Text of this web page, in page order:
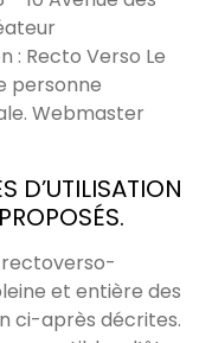
: Recto Verso Le
personne
Webmaster
D’UTILISATION
et entière des
ci-après décrites.